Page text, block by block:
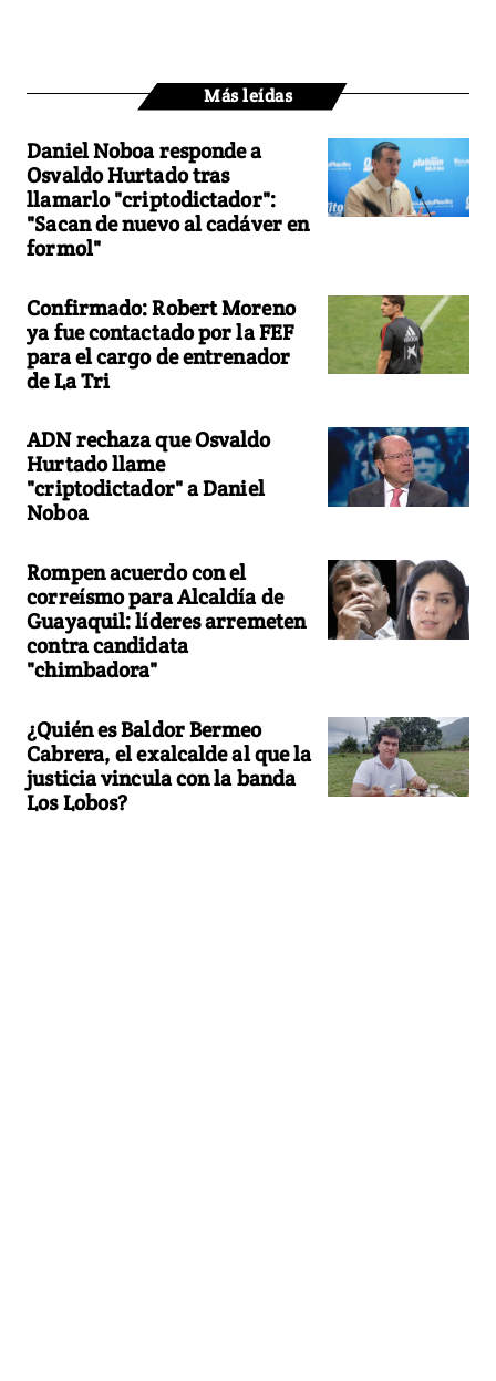
Más leídas
Daniel Noboa responde a
Osvaldo Hurtado tras
llamarlo "criptodictador":
"Sacan de nuevo al cadáver en
formol"
Confirmado: Robert Moreno
ya fue contactado por la FEF
para el cargo de entrenador
de La Tri
ADN rechaza que Osvaldo
Hurtado llame
"criptodictador" a Daniel
Noboa
Rompen acuerdo con el
correísmo para Alcaldía de
Guayaquil: líderes arremeten
contra candidata
"chimbadora"
¿Quién es Baldor Bermeo
Cabrera, el exalcalde al que la
justicia vincula con la banda
Los Lobos?